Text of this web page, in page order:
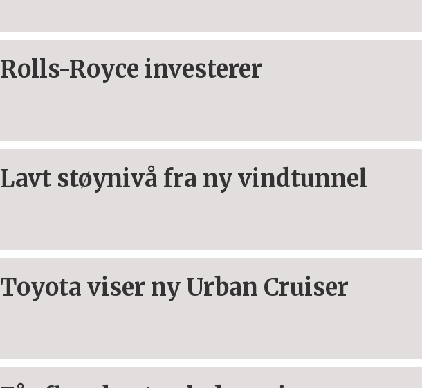
Rolls-Royce investerer
Lavt støynivå fra ny vindtunnel
Toyota viser ny Urban Cruiser